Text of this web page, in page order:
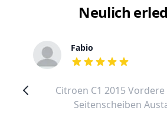
Neulich
Fabio
out of 5 stars
Citroen C1 2015
Seitenscheiben